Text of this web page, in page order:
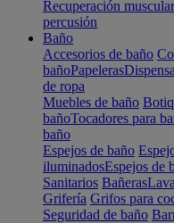
Recuperación muscular
percusión
Baño
Accesorios de baño
bañoPapeleras
de ropa
Muebles de baño
bañoTocadores para
baño
Espejos de baño
iluminadosEspejos de
Sanitarios Bañeras
Grifería Grifos para
Seguridad de baño